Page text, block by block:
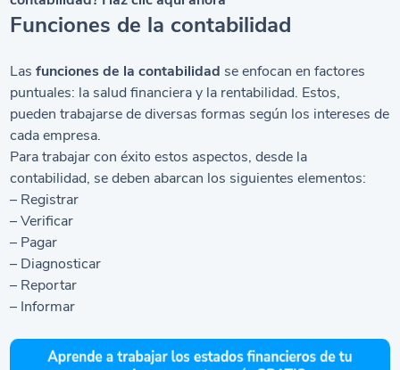
Funciones de la contabilidad
Lasfunciones de la contabilidad se enfocan en factores
puntuales: la salud financiera y la rentabilidad. Estos,
pueden trabajarse de diversas formas según los intereses de
cada empresa.
Para trabajar con éxito estos aspectos, desde la
contabilidad, se deben abarcan los siguientes elementos:
– Registrar
– Verificar
– Pagar
– Diagnosticar
– Reportar
– Informar